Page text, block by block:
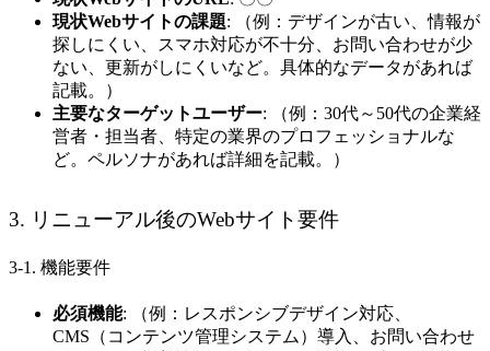
現状Webサイトの課題: （例：デザインが古い、情報が
探しにくい、スマホ対応が不十分、お問い合わせが少
ない、更新がしにくいなど。具体的なデータがあれば
記載。）
主要なターゲットユーザー: （例：30代～50代の企業経
営者・担当者、特定の業界のプロフェッショナルな
ど。ペルソナがあれば詳細を記載。）
3. リニューアル後のWebサイト要件
3-1. 機能要件
必須機能: （例：レスポンシブデザイン対応、
CMS（コンテンツ管理システム）導入、お問い合わせ